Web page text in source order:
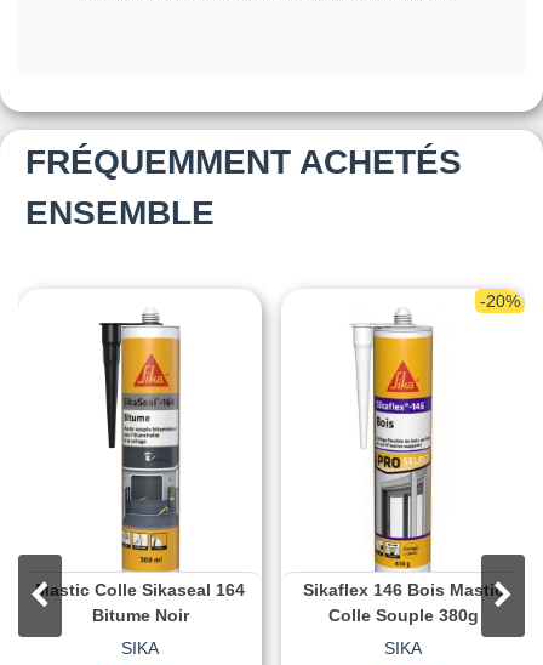
FRÉQUEMMENT ACHETÉS
ENSEMBLE
Mastic Colle Sikaseal 164
Bitume Noir
SIKA
-20%
Sikaflex 146 Bois Mastic
Colle Souple 380g
SIKA